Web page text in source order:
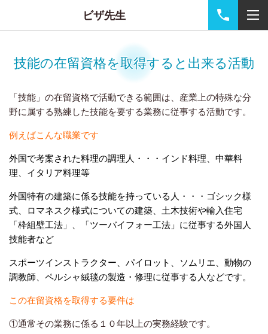
ビザ先生
技能の在留資格を取得すると出来る活動
「技能」の在留資格で活動できる範囲は、産業上の特殊な分
野に属する熟練した技能を要する業務に従事する活動です。
例えばこんな職業です
外国で考案された料理の調理人・・・インド料理、中華料
理、イタリア料理等
外国特有の建築に係る技能を持っている人・・・ゴシック様
式、ロマネスク様式についての建築、土木技術や輸入住宅
「枠組壁工法」、「ツーバイフォー工法」に従事する外国人
技能者など
スポーツインストラクター、パイロット、ソムリエ、動物の
調教師、ペルシャ絨毯の製造・修理に従事する人などです。
この在留資格を取得する要件は
①通常その業務に係る１０年以上の実務経験です。